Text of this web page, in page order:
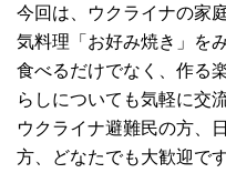
今回は、ウクライナの家
気料理「お好み焼き」を
食べるだけでなく、作る
らしについても気軽に交
ウクライナ避難民の方、
方、どなたでも大歓迎で